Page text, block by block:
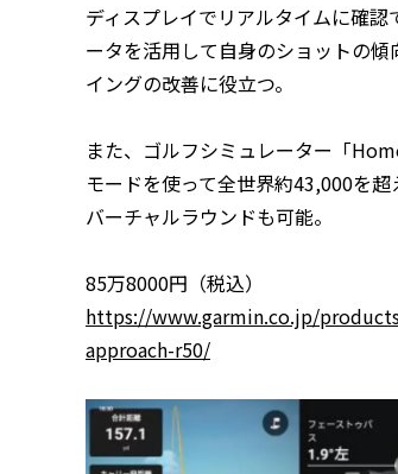
ディスプレイでリアルタイムに確認
ータを活用して自身のショットの傾
イングの改善に役立つ。
また、ゴルフシミュレーター「
モードを使って全世界約43,000を超
バーチャルラウンドも可能。
85万8000円（税込）
https://www.garmin.co.jp/
approach-r50/